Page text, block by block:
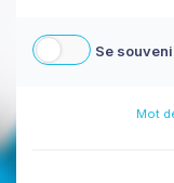
Se
Mot